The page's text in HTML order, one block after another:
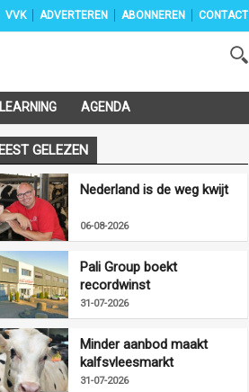
AGENDA
VVK ADVERTEREN ABONNEREN CONTACT
GELEZEN
Nederland is de weg kwijt
06-08-2026
Pali Group boekt
recordwinst
31-07-2026
Minder aanbod maakt
kalfsvleesmarkt
vriendelijker
31-07-2026